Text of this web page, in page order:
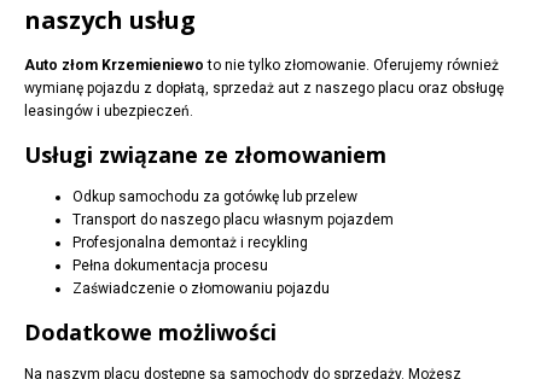
naszych usług
Auto złom Krzemieniewo to nie tylko złomowanie. Oferujemy również
wymianę pojazdu z dopłatą, sprzedaż aut z naszego placu oraz obsługę
leasingów i ubezpieczeń.
Usługi związane ze złomowaniem
Odkup samochodu za gotówkę lub przelew
Transport do naszego placu własnym pojazdem
Profesjonalna demontaż i recykling
Pełna dokumentacja procesu
Zaświadczenie o złomowaniu pojazdu
Dodatkowe możliwości
Na naszym placu dostępne są samochody do sprzedaży. Możesz